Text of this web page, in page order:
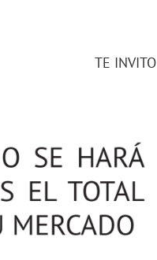
TE INVITO